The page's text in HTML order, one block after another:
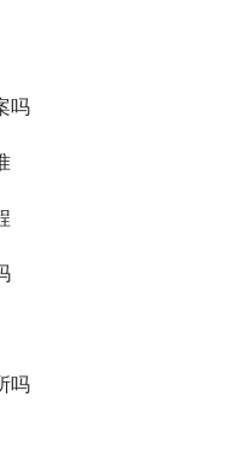
吗
吗